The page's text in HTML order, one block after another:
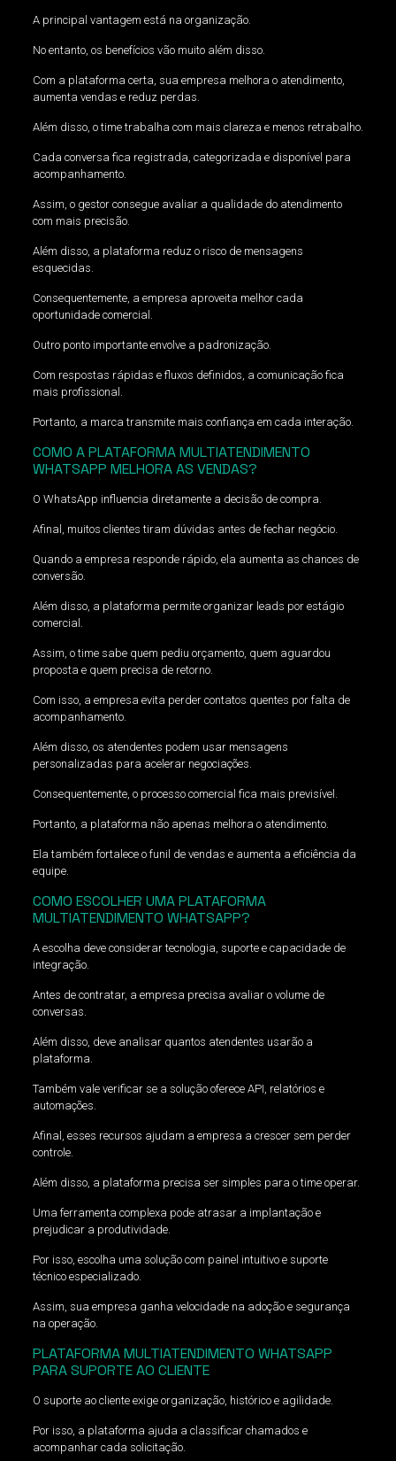
A principal vantagem está na organização.
No entanto, os benefícios vão muito além disso.
Com a plataforma certa, sua empresa melhora o atendimento,
aumenta vendas e reduz perdas.
Além disso, o time trabalha com mais clareza e menos retrabalho.
Cada conversa fica registrada, categorizada e disponível para
acompanhamento.
Assim, o gestor consegue avaliar a qualidade do atendimento
com mais precisão.
Além disso, a plataforma reduz o risco de mensagens
esquecidas.
Consequentemente, a empresa aproveita melhor cada
oportunidade comercial.
Outro ponto importante envolve a padronização.
Com respostas rápidas e fluxos definidos, a comunicação fica
mais profissional.
Portanto, a marca transmite mais confiança em cada interação.
COMO A PLATAFORMA MULTIATENDIMENTO
WHATSAPP MELHORA AS VENDAS?
O WhatsApp influencia diretamente a decisão de compra.
Afinal, muitos clientes tiram dúvidas antes de fechar negócio.
Quando a empresa responde rápido, ela aumenta as chances de
conversão.
Além disso, a plataforma permite organizar leads por estágio
comercial.
Assim, o time sabe quem pediu orçamento, quem aguardou
proposta e quem precisa de retorno.
Com isso, a empresa evita perder contatos quentes por falta de
acompanhamento.
Além disso, os atendentes podem usar mensagens
personalizadas para acelerar negociações.
Consequentemente, o processo comercial fica mais previsível.
Portanto, a plataforma não apenas melhora o atendimento.
Ela também fortalece o funil de vendas e aumenta a eficiência da
equipe.
COMO ESCOLHER UMA PLATAFORMA
MULTIATENDIMENTO WHATSAPP?
A escolha deve considerar tecnologia, suporte e capacidade de
integração.
Antes de contratar, a empresa precisa avaliar o volume de
conversas.
Além disso, deve analisar quantos atendentes usarão a
plataforma.
Também vale verificar se a solução oferece API, relatórios e
automações.
Afinal, esses recursos ajudam a empresa a crescer sem perder
controle.
Além disso, a plataforma precisa ser simples para o time operar.
Uma ferramenta complexa pode atrasar a implantação e
prejudicar a produtividade.
Por isso, escolha uma solução com painel intuitivo e suporte
técnico especializado.
Assim, sua empresa ganha velocidade na adoção e segurança
na operação.
PLATAFORMA MULTIATENDIMENTO WHATSAPP
PARA SUPORTE AO CLIENTE
O suporte ao cliente exige organização, histórico e agilidade.
Por isso, a plataforma ajuda a classificar chamados e
acompanhar cada solicitação.